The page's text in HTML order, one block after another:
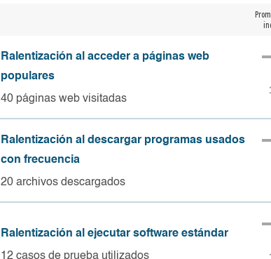
Ralentización al acceder a páginas web
populares
40 páginas web visitadas
Ralentización al descargar programas usados
con frecuencia
20 archivos descargados
Ralentización al ejecutar software estándar
12 casos de prueba utilizados